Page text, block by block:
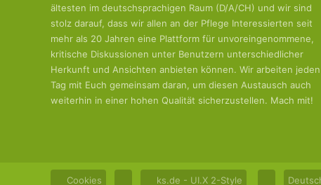
ältesten im deutschsprachigen Raum (D/A/CH) und wir sind
stolz darauf, dass wir allen an der Pflege Interessierten seit
mehr als 20 Jahren eine Plattform für unvoreingenommene,
kritische Diskussionen unter Benutzern unterschiedlicher
Herkunft und Ansichten anbieten können. Wir arbeiten jeden
Tag mit Euch gemeinsam daran, um diesen Austausch auch
weiterhin in einer hohen Qualität sicherzustellen. Mach mit!
Cookies ks.de - UI.X 2-Style